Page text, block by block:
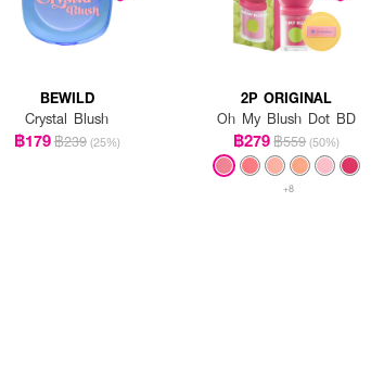
BEWILD
Crystal Blush
฿179฿239 (25%)
2P ORIGINAL
Oh My Blush Dot BD
฿279฿559 (50%)
+8